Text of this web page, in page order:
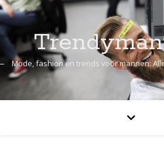
Mode, fashion en trends voor mannen: